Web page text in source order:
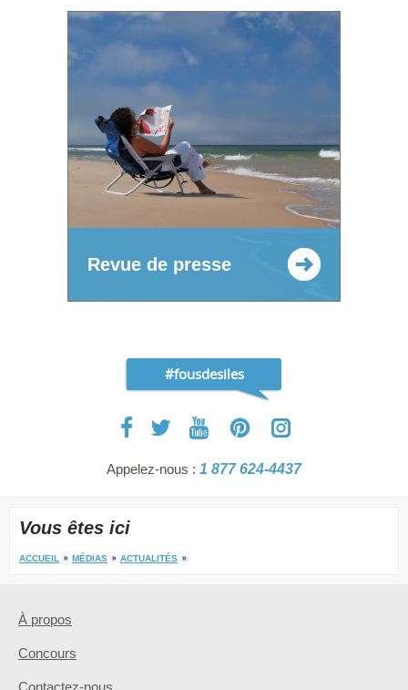
Revue de presse
#fousdesiles
Appelez-nous : 1 877 624-4437
Vous êtes ici
ACCUEIL MÉDIAS ACTUALITÉS
À propos
Concours